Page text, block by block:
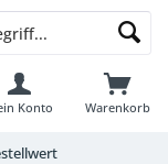
Warenkorb
Konto